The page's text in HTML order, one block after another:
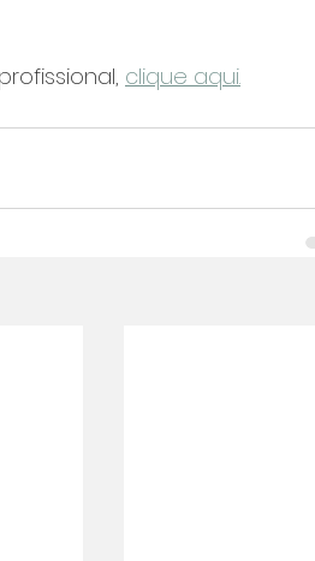
clique aqui.